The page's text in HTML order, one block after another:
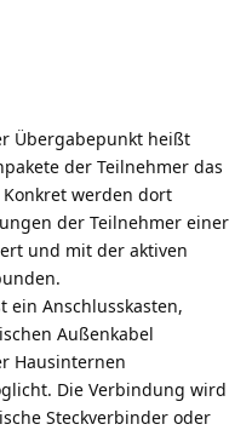
Übergabepunkt heißt
der Teilnehmer das
werden dort
der Teilnehmer einer
und mit der aktiven
ein Anschlusskasten,
Außenkabel
Hausinternen
Die Verbindung wird
Steckverbinder oder